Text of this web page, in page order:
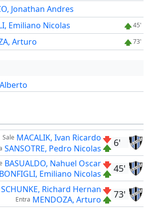
Jonathan Andres
Emiliano Nicolas 45'
Arturo 73'
6'
Sale MACALIK, Ivan Ricardo
SANSOTRE, Pedro Nicolas
45'
BASUALDO, Nahuel Oscar
BONFIGLI, Emiliano Nicolas
73'
SCHUNKE, Richard Hernan
Entra MENDOZA, Arturo